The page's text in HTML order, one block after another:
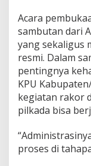
Acara
sambutan dari
yang sekaligus
resmi. Dalam
pentingnya
KPU
kegiatan rakor
pilkada bisa
proses di